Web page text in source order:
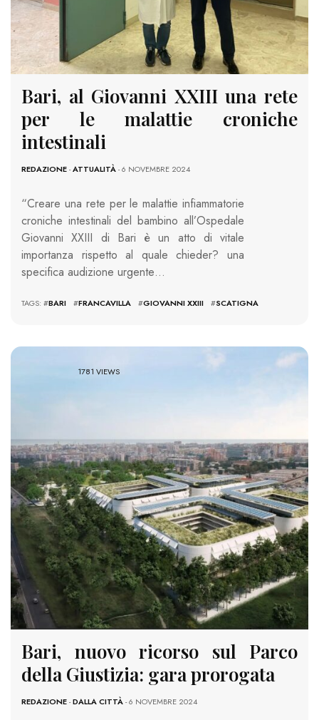
Bari, al Giovanni XXIII una rete
per le malattie croniche
intestinali
REDAZIONE-ATTUALITÀ- 6 NOVEMBRE 2024
“Creare una rete per le malattie infiammatorie
croniche intestinali del bambino all’Ospedale
Giovanni XXIII di Bari è un atto di vitale
importanza rispetto al quale chieder? una
specifica audizione urgente…
TAGS: #BARI #FRANCAVILLA #GIOVANNI XXIII #SCATIGNA
1781 VIEWS
Bari, nuovo ricorso sul Parco
della Giustizia: gara prorogata
REDAZIONE-DALLA CITTÀ- 6 NOVEMBRE 2024